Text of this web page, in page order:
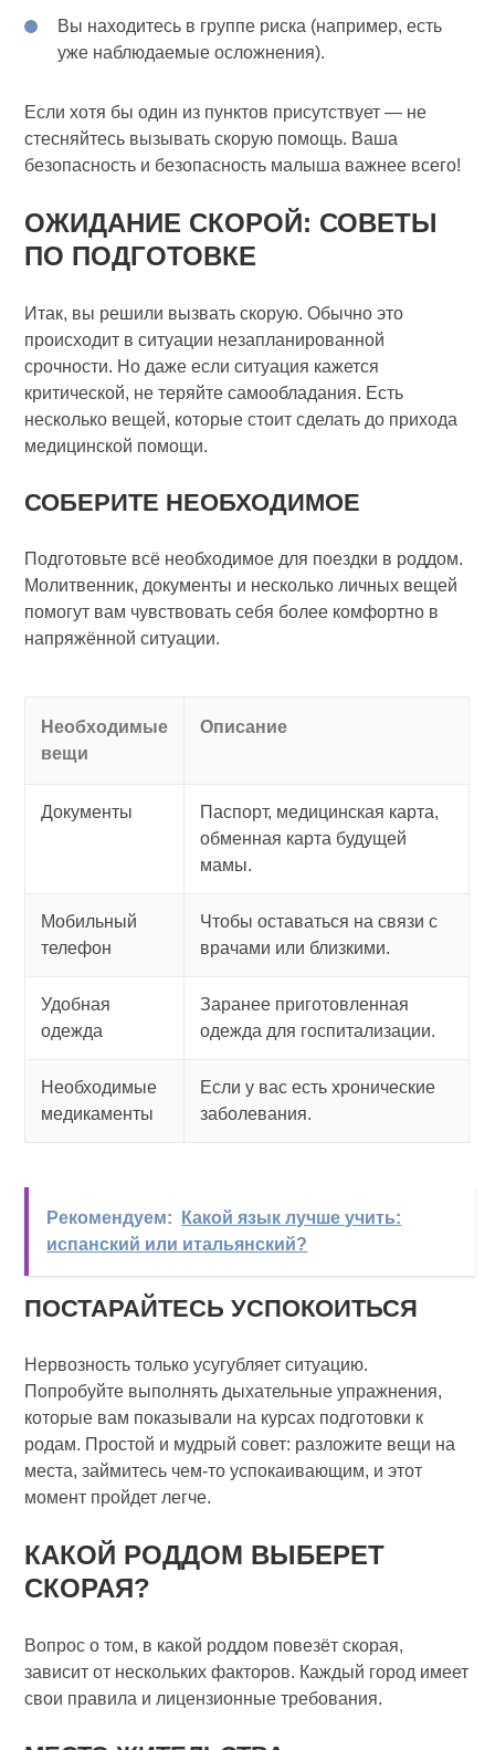
Вы находитесь в группе риска (например, есть
уже наблюдаемые осложнения).
Если хотя бы один из пунктов присутствует — не
стесняйтесь вызывать скорую помощь. Ваша
безопасность и безопасность малыша важнее всего!
ОЖИДАНИЕ СКОРОЙ: СОВЕТЫ
ПО ПОДГОТОВКЕ
Итак, вы решили вызвать скорую. Обычно это
происходит в ситуации незапланированной
срочности. Но даже если ситуация кажется
критической, не теряйте самообладания. Есть
несколько вещей, которые стоит сделать до прихода
медицинской помощи.
СОБЕРИТЕ НЕОБХОДИМОЕ
Подготовьте всё необходимое для поездки в роддом.
Молитвенник, документы и несколько личных вещей
помогут вам чувствовать себя более комфортно в
напряжённой ситуации.
Необходимые
вещи
Описание
Документы
Паспорт, медицинская карта,
обменная карта будущей
мамы.
Мобильный
телефон
Чтобы оставаться на связи с
врачами или близкими.
Удобная
одежда
Заранее приготовленная
одежда для госпитализации.
Необходимые
медикаменты
Если у вас есть хронические
заболевания.
Рекомендуем:
Какой язык лучше учить:
испанский или итальянский?
ПОСТАРАЙТЕСЬ УСПОКОИТЬСЯ
Нервозность только усугубляет ситуацию.
Попробуйте выполнять дыхательные упражнения,
которые вам показывали на курсах подготовки к
родам. Простой и мудрый совет: разложите вещи на
места, займитесь чем-то успокаивающим, и этот
момент пройдет легче.
КАКОЙ РОДДОМ ВЫБЕРЕТ
СКОРАЯ?
Вопрос о том, в какой роддом повезёт скорая,
зависит от нескольких факторов. Каждый город имеет
свои правила и лицензионные требования.